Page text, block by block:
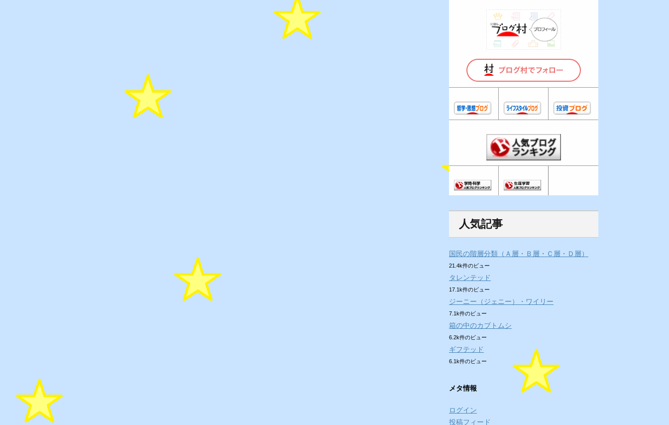
人気記事
国民の階層分類（Ａ層・Ｂ層・Ｃ層・Ｄ層）
21.4k件のビュー
タレンテッド
17.1k件のビュー
ジーニー（ジェニー）・ワイリー
7.1k件のビュー
箱の中のカブトムシ
6.2k件のビュー
ギフテッド
6.1k件のビュー
メタ情報
ログイン
投稿フィード